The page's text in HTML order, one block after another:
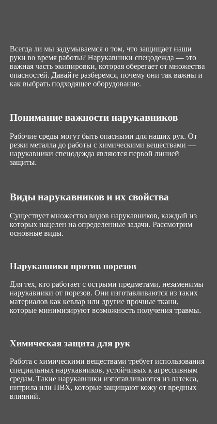
Всегда ли мы задумываемся о том, что защищает наши
руки во время работы? Нарукавники спецодежда — это
важная часть экипировки, которая оберегает от множества
опасностей. Давайте разберемся, почему они так важны и
как выбрать подходящее оборудование.
Понимание важности нарукавников
Рабочие среды могут быть опасными для наших рук. От
резки металла до работы с химическими веществами —
нарукавники спецодежда являются первой линией
защиты.
Виды нарукавников и их свойства
Существует множество видов нарукавников, каждый из
которых нацелен на определенные задачи. Рассмотрим
основные виды.
Нарукавники против порезов
Для тех, кто работает с острыми предметами, незаменимы
нарукавники от порезов. Они изготавливаются из таких
материалов как кевлар или другие прочные ткани,
которые минимизируют возможность получения травмы.
Химическая защита для рук
Работа с химическими веществами требует использования
специальных нарукавников, устойчивых к агрессивным
средам. Такие нарукавники изготавливаются из латекса,
нитрила или ПВХ, которые защищают кожу от вредных
влияний.